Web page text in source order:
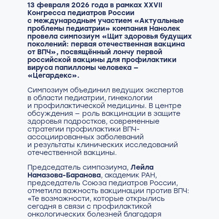
13 февраля 2026 года в рамках ХХVII
Конгресса педиатров России
с международным участием «Актуальные
проблемы педиатрии» компания Нанолек
провела симпозиум «Щит здоровья будущих
поколений: первая отечественная вакцина
от ВПЧ», посвящённый лончу первой
российской вакцины для профилактики
вируса папилломы человека —
«Цегардекс».
Симпозиум объединил ведущих экспертов
в области педиатрии, гинекологии
и профилактической медицины. В центре
обсуждения — роль вакцинации в защите
здоровья подростков, современные
стратегии профилактики ВПЧ-
ассоциированных заболеваний
и результаты клинических исследований
отечественной вакцины.
Председатель симпозиума, Лейла
Намазова-Баранова, академик РАН,
председатель Союза педиатров России,
отметила важность вакцинации против ВПЧ:
«Те возможности, которые открылись
сегодня в связи с профилактикой
онкологических болезней благодаря